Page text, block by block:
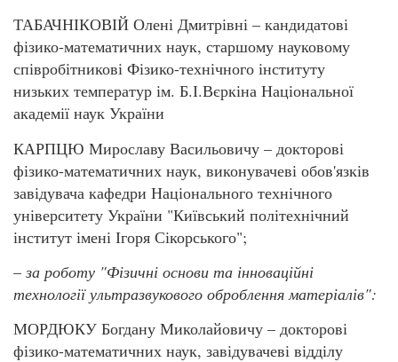
ТАБАЧНІКОВІЙ Олені Дмитрівні – кандидатові
фізико-математичних наук, старшому науковому
співробітникові Фізико-технічного інституту
низьких температур ім. Б.І.Вєркіна Національної
академії наук України
КАРПЦЮ Мирославу Васильовичу – докторові
фізико-математичних наук, виконувачеві обов'язків
завідувача кафедри Національного технічного
університету України "Київський політехнічний
інститут імені Ігоря Сікорського";
– за роботу "Фізичні основи та інноваційні
технології ультразвукового оброблення матеріалів":
МОРДЮКУ Богдану Миколайовичу – докторові
фізико-математичних наук, завідувачеві відділу